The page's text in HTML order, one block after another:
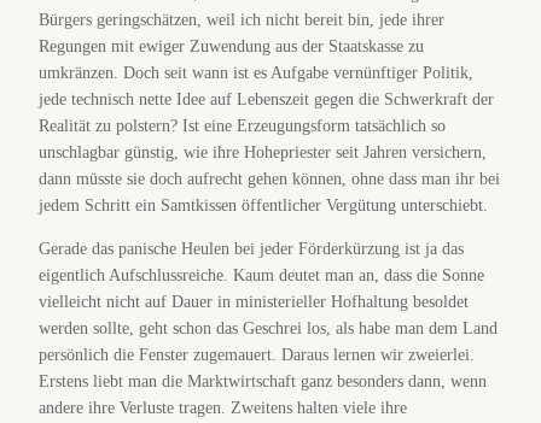
Bürgers geringschätzen, weil ich nicht bereit bin, jede ihrer
Regungen mit ewiger Zuwendung aus der Staatskasse zu
umkränzen. Doch seit wann ist es Aufgabe vernünftiger Politik,
jede technisch nette Idee auf Lebenszeit gegen die Schwerkraft der
Realität zu polstern? Ist eine Erzeugungsform tatsächlich so
unschlagbar günstig, wie ihre Hohepriester seit Jahren versichern,
dann müsste sie doch aufrecht gehen können, ohne dass man ihr bei
jedem Schritt ein Samtkissen öffentlicher Vergütung unterschiebt.
Gerade das panische Heulen bei jeder Förderkürzung ist ja das
eigentlich Aufschlussreiche. Kaum deutet man an, dass die Sonne
vielleicht nicht auf Dauer in ministerieller Hofhaltung besoldet
werden sollte, geht schon das Geschrei los, als habe man dem Land
persönlich die Fenster zugemauert. Daraus lernen wir zweierlei.
Erstens liebt man die Marktwirtschaft ganz besonders dann, wenn
andere ihre Verluste tragen. Zweitens halten viele ihre